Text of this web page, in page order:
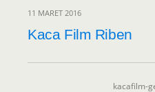
11 MARET 2016
Kaca Film Riben
kacafilm-